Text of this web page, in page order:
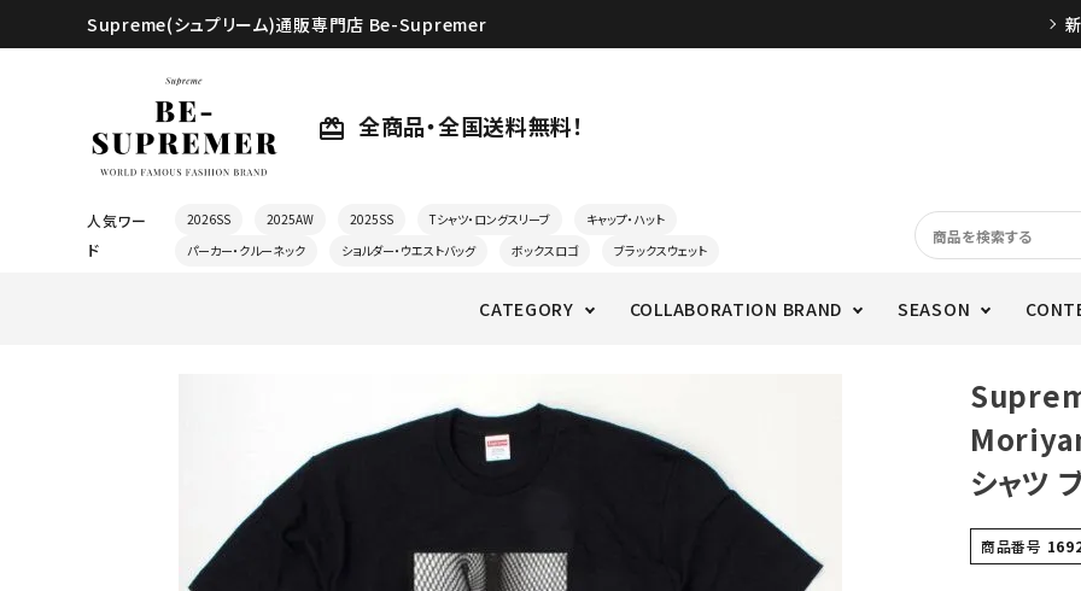
Supreme(シュプリーム)通販専門店 Be-Supremer
card_giftcard 全商品・全国送料無料！
人気ワー
ド
2026SS 2025AW 2025SS Tシャツ・ロングスリーブ
キャップ・ハット
パーカー・クルーネック
ショルダー・ウエストバッグ ボックスロゴ ブラックスウェット
CATEGORY COLLABORATION BRAND SEASON
シャツ
商品番号